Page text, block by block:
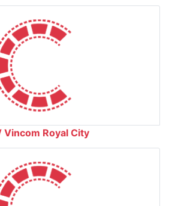
Vincom Royal City